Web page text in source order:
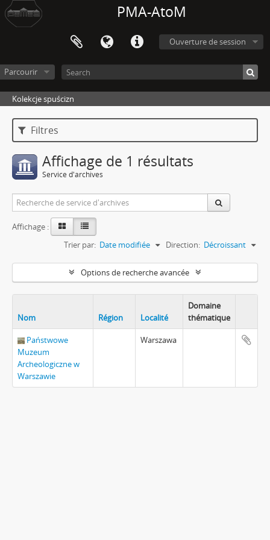
PMA-AtoM
Ouverture de session
Parcourir
Kolekcje spuścizn
Filtres
Affichage de 1 résultats
Service d'archives
Affichage :
Trier par: Date modifiée Direction: Décroissant
Options de recherche avancée
Nom Région Localité
Domaine
thématique
Państwowe
Muzeum
Archeologiczne w
Warszawie
Warszawa